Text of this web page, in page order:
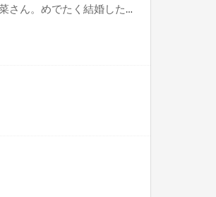
【声優】「ウマ娘」のブロワイエ役等の、池澤春菜さん。めでたく結婚したのだが、ざーさんと間違われるって…【ざーさん、結婚してたやろ？？】